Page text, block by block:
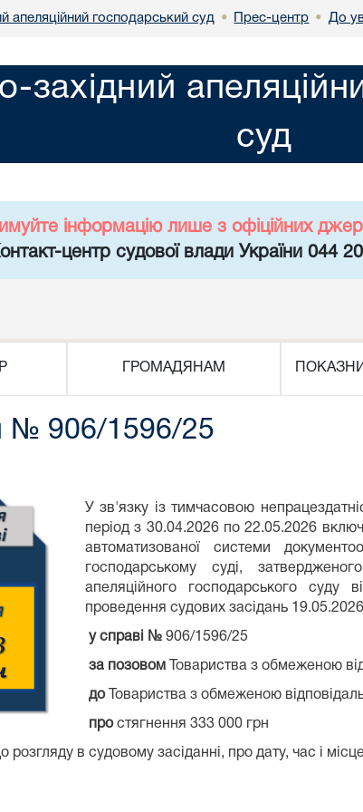
апеляційний господарський суд • Прес-центр • До
західний
суд
інформацію лише з офіційних
центр судової влади України 044
ГРОМАДЯНАМ
№ 906/1596/25
У зв'язку із тимчасовою
період з 30.04.2026 по 22.05.2026
автоматизованої системи
господарському суді,
апеляційного господарського суду
проведення судових засідань
у справі № 906/1596/25
за позовом Товариства з обмеженою
доТовариства з обмеженою
простягнення 333 000 грн
в судовому засіданні, про дату, час і